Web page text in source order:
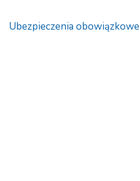
Ubezpieczenia obowiązkowe